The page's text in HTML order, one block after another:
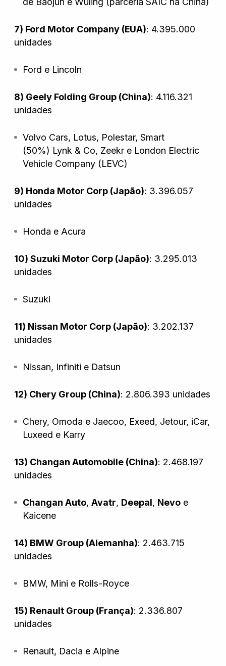
7) Ford Motor Company (EUA): 4.395.000
unidades
Ford e Lincoln
8) Geely Folding Group (China): 4.116.321
unidades
Volvo Cars, Lotus, Polestar, Smart
(50%) Lynk & Co, Zeekre London Electric
Vehicle Company (LEVC)
9) Honda Motor Corp (Japão): 3.396.057
unidades
Honda e Acura
10) Suzuki Motor Corp (Japão): 3.295.013
unidades
Suzuki
11) Nissan Motor Corp (Japão): 3.202.137
unidades
Nissan, Infiniti e Datsun
12) Chery Group (China): 2.806.393 unidades
Chery, Omoda e Jaecoo, Exeed, Jetour, iCar,
Luxeed e Karry
13) Changan Automobile (China): 2.468.197
unidades
Changan Auto, Avatr, Deepal, Nevoe
Kaicene
14) BMW Group (Alemanha): 2.463.715
unidades
BMW, Mini e Rolls-Royce
15) Renault Group (França): 2.336.807
unidades
Renault, Dacia e Alpine